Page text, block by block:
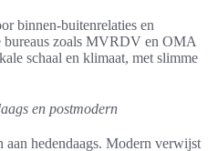
binnen-buitenrelaties en
bureaus zoals MVRDV en OMA
schaal en klimaat, met slimme
en postmodern
hedendaags. Modern verwijst